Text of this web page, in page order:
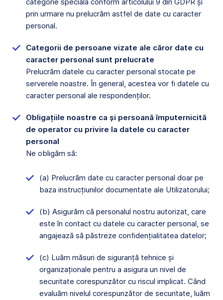
prin urmare nu prelucrăm astfel de date cu caracter
personal.
Categorii de persoane vizate ale căror date cu
caracter personal sunt prelucrate
Prelucrăm datele cu caracter personal stocate pe
serverele noastre. În general, acestea vor fi datele cu
caracter personal ale respondenților.
Obligațiile noastre ca și persoană împuternicită
de operator cu privire la datele cu caracter
personal
Ne obligăm să:
(a) Prelucrăm date cu caracter personal doar pe
baza instrucțiunilor documentate ale Utilizatorului;
(b) Asigurăm că personalul nostru autorizat, care
este în contact cu datele cu caracter personal, se
angajează să păstreze confidențialitatea datelor;
(c) Luăm măsuri de siguranță tehnice și
organizaționale pentru a asigura un nivel de
securitate corespunzător cu riscul implicat. Când
evaluăm nivelul corespunzător de securitate, luăm